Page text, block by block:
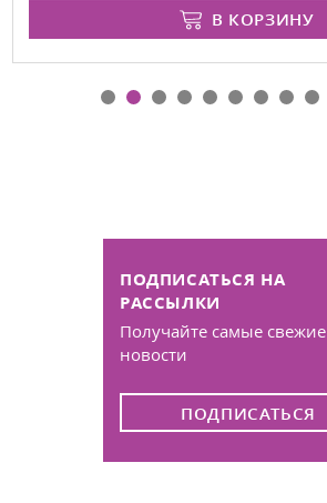
В КОРЗИНУ
ПОДПИСАТЬСЯ НА
РАССЫЛКИ
Получайте самые свежие
новости
ПОДПИСАТЬСЯ